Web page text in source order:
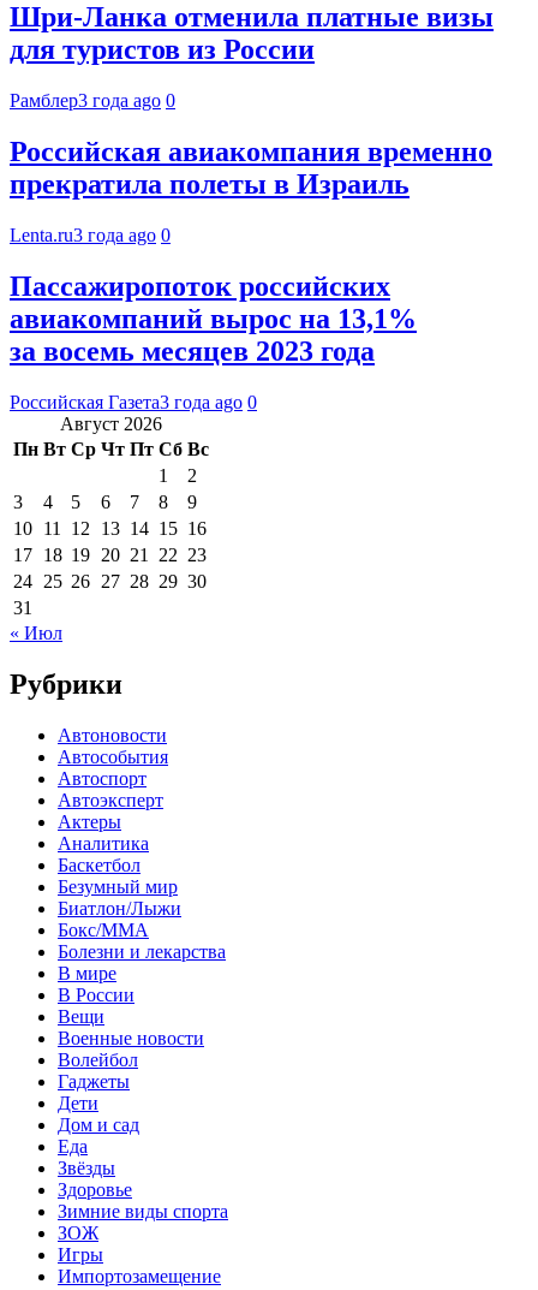
Шри-Ланка отменила платные визы
для туристов из России
Рамблер3 года ago 0
Российская авиакомпания временно
прекратила полеты в Израиль
Lenta.ru3 года ago 0
Пассажиропоток российских
авиакомпаний вырос на 13,1%
за восемь месяцев 2023 года
Российская Газета3 года ago 0
Август 2026
Пн Вт Ср Чт Пт Сб Вс
1
2
3
4 5 6 7 8
9
10 11 12 13 14 15 16
17 18 19 20 21 22 23
24 25 26 27 28 29 30
31
« Июл
Рубрики
Автоновости
Автособытия
Автоспорт
Автоэксперт
Актеры
Аналитика
Баскетбол
Безумный мир
Биатлон/Лыжи
Бокс/MMA
Болезни и лекарства
В мире
В России
Вещи
Военные новости
Волейбол
Гаджеты
Дети
Дом и сад
Еда
Звёзды
Здоровье
Зимние виды спорта
ЗОЖ
Игры
Импортозамещение